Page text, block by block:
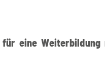
eine Weiterbildung